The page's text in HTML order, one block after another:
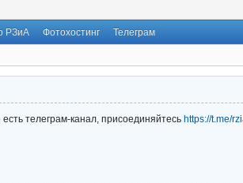
РЗиА Фотохостинг Телеграм
телеграм-канал, присоединяйтесь https://t.me/